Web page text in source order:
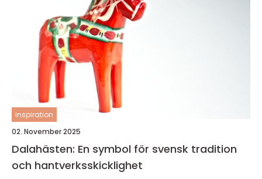
inspiration
02. November 2025
Dalahästen: En symbol för svensk tradition
och hantverksskicklighet